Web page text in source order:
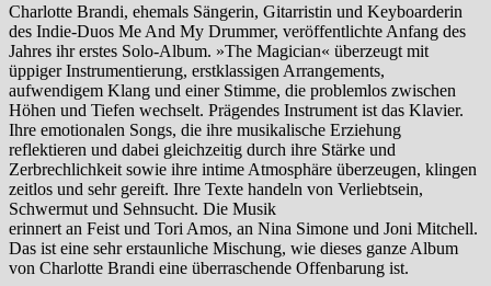
Charlotte Brandi, ehemals Sängerin, Gitarristin und Keyboarderin
des Indie-Duos Me And My Drummer, veröffentlichte Anfang des
Jahres ihr erstes Solo-Album. »The Magician« überzeugt mit
üppiger Instrumentierung, erstklassigen Arrangements,
aufwendigem Klang und einer Stimme, die problemlos zwischen
Höhen und Tiefen wechselt. Prägendes Instrument ist das Klavier.
Ihre emotionalen Songs, die ihre musikalische Erziehung
reflektieren und dabei gleichzeitig durch ihre Stärke und
Zerbrechlichkeit sowie ihre intime Atmosphäre überzeugen, klingen
zeitlos und sehr gereift. Ihre Texte handeln von Verliebtsein,
Schwermut und Sehnsucht. Die Musik
erinnert an Feist und Tori Amos, an Nina Simone und Joni Mitchell.
Das ist eine sehr erstaunliche Mischung, wie dieses ganze Album
von Charlotte Brandi eine überraschende Offenbarung ist.